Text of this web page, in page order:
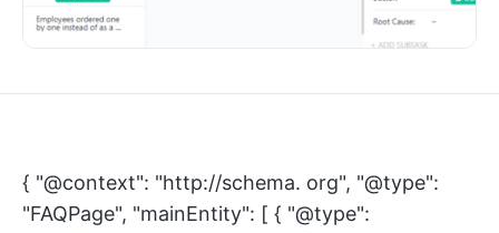
{ "@context": "http://schema. org", "@type":
"FAQPage", "mainEntity": [ { "@type":